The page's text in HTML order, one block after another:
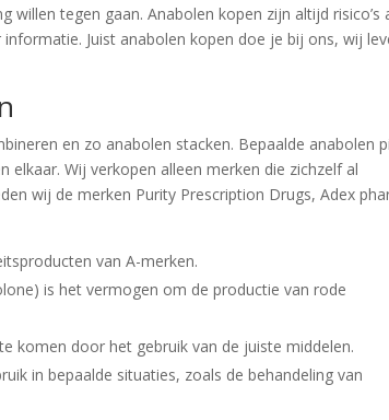
tegen gaan. Anabolen kopen zijn altijd risico’s
Juist anabolen kopen doe je bij ons, wij
en zo anabolen stacken. Bepaalde anabolen
Wij verkopen alleen merken die zichzelf al
wij de merken Purity Prescription Drugs, Adex
van A-merken.
is het vermogen om de productie van rode
komen door het gebruik van de juiste middelen.
in bepaalde situaties, zoals de behandeling van